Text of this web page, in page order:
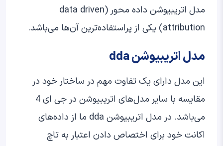
مدل اتریبیوشن داده محور (data driven
attribution) یکی از پراستفاده‌ترین آن‌ها می‌باشد.
مدل اتریبیوشن dda
این مدل دارای یک تفاوت مهم در ساختار خود در
مقایسه با سایر مدل‌های اتریبیوشن در جی ای 4
می‌باشد. در مدل اتریبیوشن dda ما از داده‌های
اکانت خود برای اختصاص دادن اعتبار به تاچ